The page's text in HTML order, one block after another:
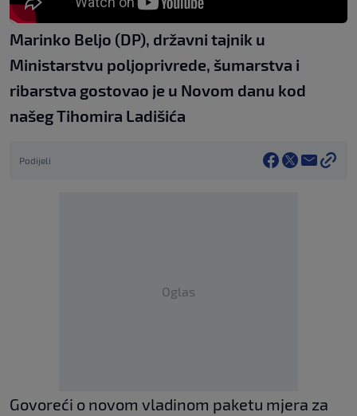
Marinko Beljo (DP), državni tajnik u
Ministarstvu poljoprivrede, šumarstva i
ribarstva gostovao je u Novom danu kod
našeg Tihomira Ladišića
Podijeli
Oglas
Govoreći o novom vladinom paketu mjera za